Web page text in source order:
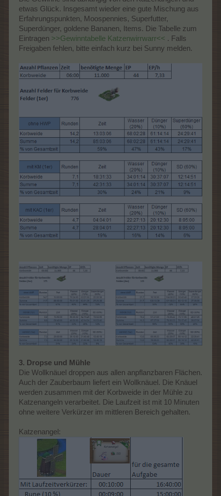
etwas Glück. Insgesamt wieder eine gute Mischung aus
Erfahrungspunkten, Moospennies, Superfutter,
Superdünger, goldene Bananen, Items. Die Tabelle zum
Eintragen >>Gewinntabelle Katzenwirrwarr<< . Falls
Freigaben fehlen, bitte einfach kurz bei Sunny melden.
3. Dropse und Mühle
Die Wollknäuel droppen aus allen anpflanzbaren Flächen.
Auch der Zauberbaum liefert ein Wollknäuel. Die Knäuel
werden zusammen mit der Korbweide in der Mühle zu
Katzenangeln verarbeitet. Die Laufzeit ist mit 10 Minuten
ohne weitere Verkürzer im mittleren Bereich gehalten.
Katzenangel: